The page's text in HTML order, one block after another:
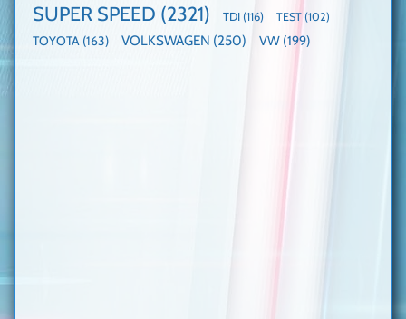
SUPER SPEED (2321) TDI (116) TEST (102)
TOYOTA (163) VOLKSWAGEN (250) VW (199)